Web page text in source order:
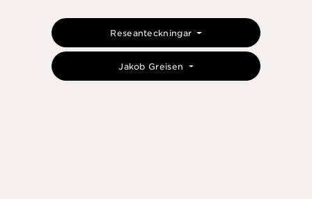
Reseanteckningar
Jakob Greisen